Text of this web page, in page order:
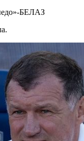
БЕЛАЗ